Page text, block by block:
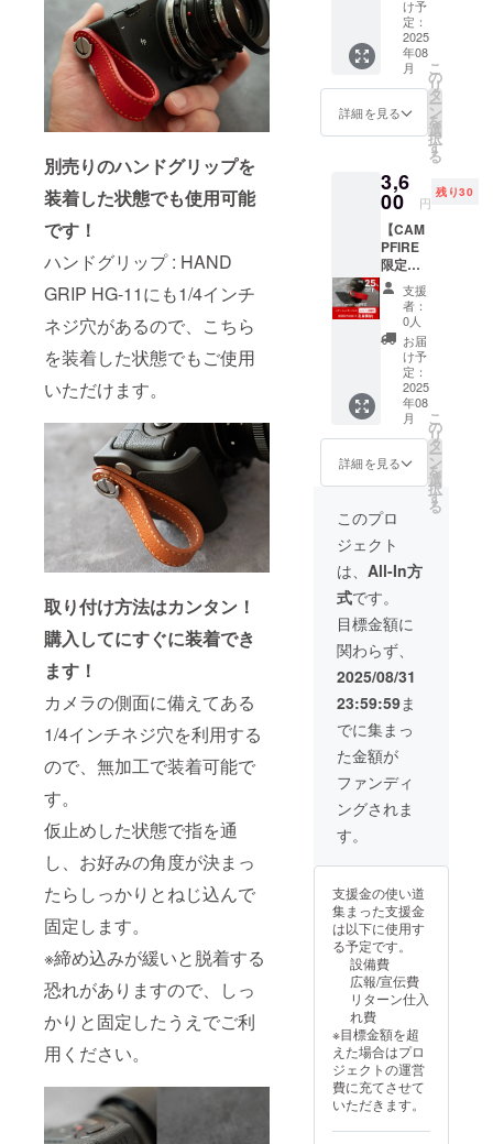
別売りのハンドグリップを
装着した状態でも使用可能
です！
ハンドグリップ : HAND
GRIP HG-11にも1/4インチ
ネジ穴があるので、こちら
を装着した状態でもご使用
いただけます。
取り付け方法はカンタン！
購入してにすぐに装着でき
ます！
カメラの側面に備えてある
1/4インチネジ穴を利用する
ので、無加工で装着可能で
す。
仮止めした状態で指を通
し、お好みの角度が決まっ
たらしっかりとねじ込んで
固定します。
※締め込みが緩いと脱着する
恐れがありますので、しっ
かりと固定したうえでご利
用ください。
になり
ます。
※ご注
文状
況、使
の供給
状況、
都合等
により
出荷時
期が遅
れる場
合があ
りま
す。
ン・ホ
ワイト
※割引率
はキリ
のよい
価格で
四捨五
送料無
料（発
送はレ
ター
パック
ライ
ト） ※
カラー
はブラ
ウンに
なりま
す。 ※
ご注文
状況、
使用材
給状
況、製
上の都
合等に
より出
荷時期
る場合
があり
ます。
円（送
料込
み）で
提供し
ます。
【お好
みの縫
載くだ
さい】
グ
レー・
イエ
ロー・
ブ
ルー・
ライト
ブラウ
ン・ホ
ワイト
※割引率
はキリ
のよい
価格で
四捨五
す。 ※
料（発
送はレ
パック
ライ
ト） ※
カラー
はグ
になり
ます。
※ご注文
状況、
使用材
料の供
給状
上の都
合等に
より出
荷時期
が遅れ
る場合
があり
ます。
F】 レ
ザー
フィン
ガーバ
ンド：
パープ
ル1点提
供！
売予定
価格
4,000円
+送料
430円＝
約4,800
円（税
込）の
25%OF
F3,600
円（送
料込
み）で
提供し
ます。
【お好
みの縫
にご記
載くだ
さい】
グ
レー・
イエ
ロー・
ブ
ルー・
ライト
ブラウ
ン・ホ
ワイト
※割引率
はキリ
のよい
価格で
四捨五
す。 ※
送料無
料（発
送はレ
ター
パック
ライ
ト） ※
カラー
はパー
プルに
なりま
す。 ※
ご注文
状況、
使用材
け予
定：
2025
年08
月
詳細を見る
こ
の
リ
タ
ー
ン
を
選
択
す
る
3,6
00 円
残り30
【CAM
PFIRE
限定価
格：30
個限
定！早
割
25％OF
F】 レ
ザー
フィン
ガーバ
ンド：
レッド1
点提
供！
通常販
売予定
価格
4,000円
+送料
430円＝
約4,800
円（税
込）の
25%OF
F3,600
円（送
料込
み）で
提供し
ます。
【お好
みの縫
にご記
さい】
グ
レー・
イエ
ロー・
ブ
ルー・
ブラウ
ン・ホ
ワイト
※割引率
はキリ
のよい
支援
者：
0人
お届
け予
定：
2025
年08
月
詳細を見る
こ
の
リ
タ
ー
ン
を
選
択
す
る
このプロ
ジェクト
は、 All-In方
式です。
目標金額に
関わらず、
2025/08/31
23:59:59ま
でに集まっ
た金額が
ファンディ
ングされま
す。
支援金の使い道
集まった支援金
は以下に使用す
る予定です。
設備費
広報/宣伝費
リターン仕入
れ費
※目標金額を超
えた場合はプロ
ジェクトの運営
費に充てさせて
いただきます。